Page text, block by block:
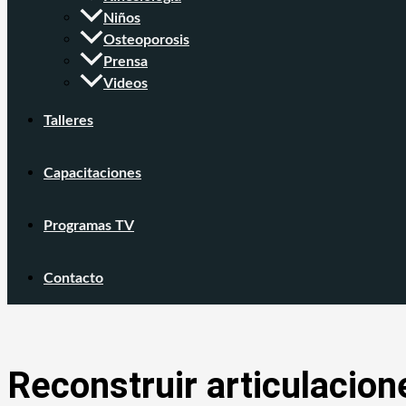
Niños
Osteoporosis
Prensa
Videos
Talleres
Capacitaciones
Programas TV
Contacto
Reconstruir